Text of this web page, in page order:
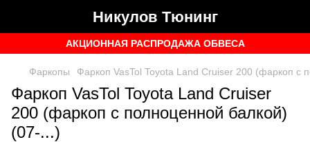
Никулов Тюнинг
АКЦИОННАЯ РАСПРОДАЖА ОБВЕСА
Фаркопы Фаркоп VasTol Toyota Land Cruiser 200 (фаркоп с
Фаркоп VasTol Toyota Land Cruiser
200 (фаркоп с полноценной балкой)
(07-...)